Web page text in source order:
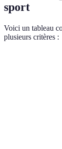
sport
Voici un tableau
plusieurs critères :